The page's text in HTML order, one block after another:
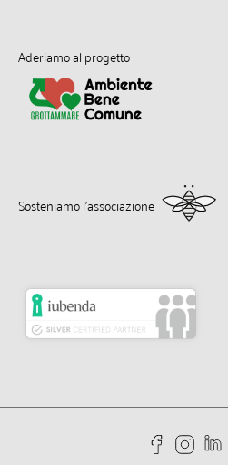
Aderiamo al progetto
Sosteniamo l’associazione